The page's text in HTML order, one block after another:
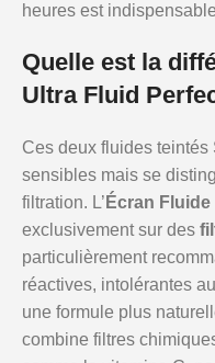
heures est
Quelle est la
Ultra Fluid
Ces deux fluides
sensibles mais se
filtration. L’ Écran
exclusivement sur des
particulièrement
réactives, intolérantes
une formule plus
combine filtres